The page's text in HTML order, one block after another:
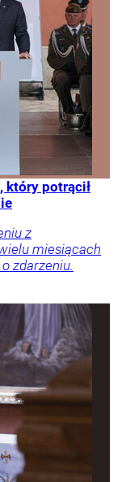
który potrącił
z
miesiącach
zdarzeniu.